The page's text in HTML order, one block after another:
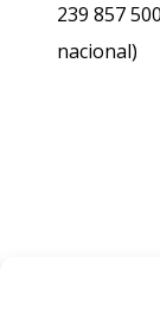
239 857 500
nacional)